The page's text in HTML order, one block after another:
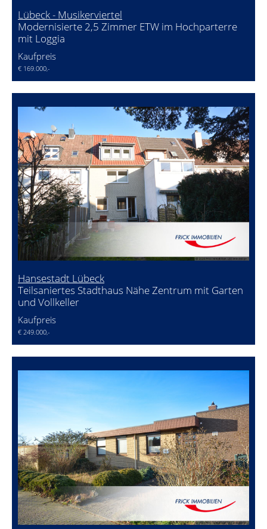
Lübeck - Musikerviertel
Modernisierte 2,5 Zimmer ETW im Hochparterre
mit Loggia
Kaufpreis
€ 169.000,-
Hansestadt Lübeck
Teilsaniertes Stadthaus Nähe Zentrum mit Garten
und Vollkeller
Kaufpreis
€ 249.000,-